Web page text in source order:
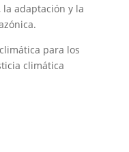
adaptación y la
para los
climática